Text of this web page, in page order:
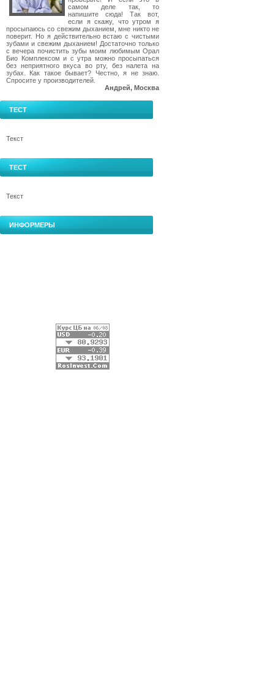
самом деле так, то
напишите сюда! Так вот,
если я скажу, что утром я
просыпаюсь со свежим дыханием, мне никто не
поверит. Но я действительно встаю с чистыми
зубами и свежим дыханием! Достаточно только
с вечера почистить зубы моим любимым Орал
Био Комплексом и с утра можно просыпаться
без неприятного вкуса во рту, без налета на
зубах. Как такое бывает? Честно, я не знаю.
Спросите у производителей.
Андрей, Москва
ТЕСТ
Текст
ТЕСТ
Текст
ИНФОРМЕРЫ